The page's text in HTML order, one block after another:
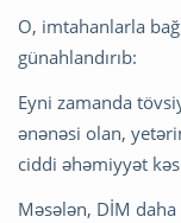
O, imtahanlarla
günahlandırıb:
Eyni zamanda
ənənəsi olan,
ciddi əhəmiyyət
Məsələn, DİM